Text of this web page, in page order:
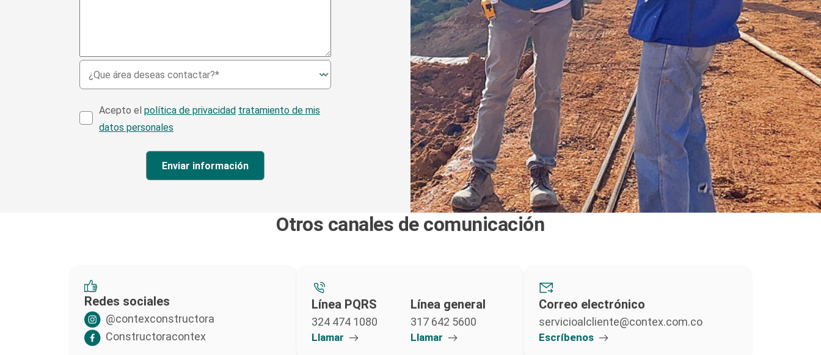
Acepto el política de privacidad tratamiento de mis
datos personales
Otros canales de comunicación
Redes sociales
@contexconstructora
Constructoracontex
Línea PQRS
324 474 1080
Llamar
Línea general
317 642 5600
Llamar
Correo electrónico
servicioalcliente@contex.com.co
Escríbenos